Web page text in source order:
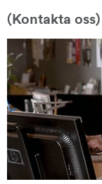
(Kontakta oss)